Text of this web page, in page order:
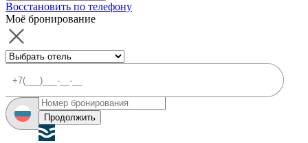
Восстановить по телефону
Моё бронирование
Продолжить